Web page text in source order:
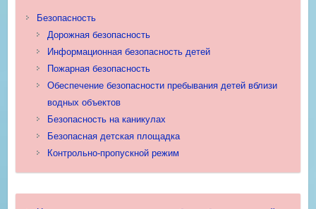
Безопасность
Дорожная безопасность
Информационная безопасность детей
Пожарная безопасность
Обеспечение безопасности пребывания детей вблизи
водных объектов
Безопасность на каникулах
Безопасная детская площадка
Контрольно-пропускной режим